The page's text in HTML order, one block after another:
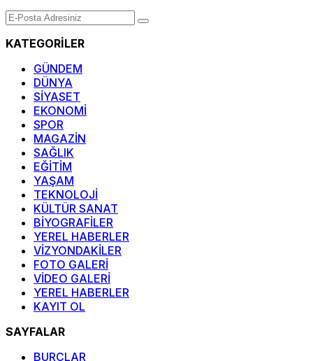
KATEGORİLER
GÜNDEM
DÜNYA
SİYASET
EKONOMİ
SPOR
MAGAZİN
SAĞLIK
EĞİTİM
YAŞAM
TEKNOLOJİ
KÜLTÜR SANAT
BİYOGRAFİLER
YEREL HABERLER
VİZYONDAKİLER
FOTO GALERİ
VİDEO GALERİ
YEREL HABERLER
KAYIT OL
SAYFALAR
BURÇLAR